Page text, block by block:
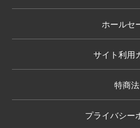
ホールセ
サイト利用
特商法
プライバシー